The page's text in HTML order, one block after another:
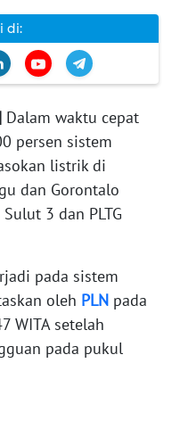
di:
| Dalam waktu cepat
persen sistem
listrik di
dan Gorontalo
3 dan PLTG
pada sistem
oleh PLN pada
WITA setelah
pada pukul